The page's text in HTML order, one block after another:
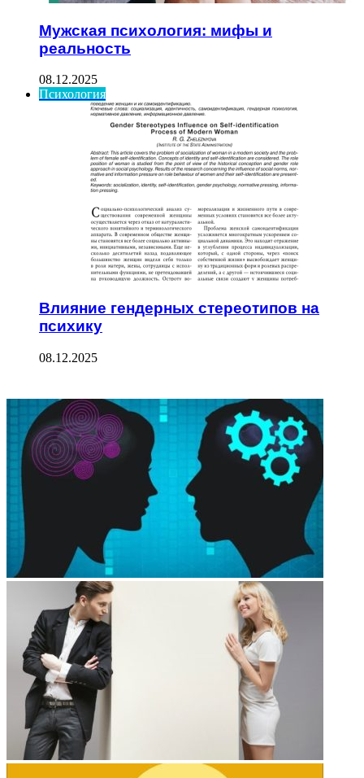
Мужская психология: мифы и
реальность
08.12.2025
Психология
Влияние гендерных стереотипов на
психику
08.12.2025